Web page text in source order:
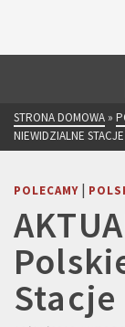
STRONA DOMOWA »
NIEWIDZIALNE STACJE
POLECAMY |
Stacje